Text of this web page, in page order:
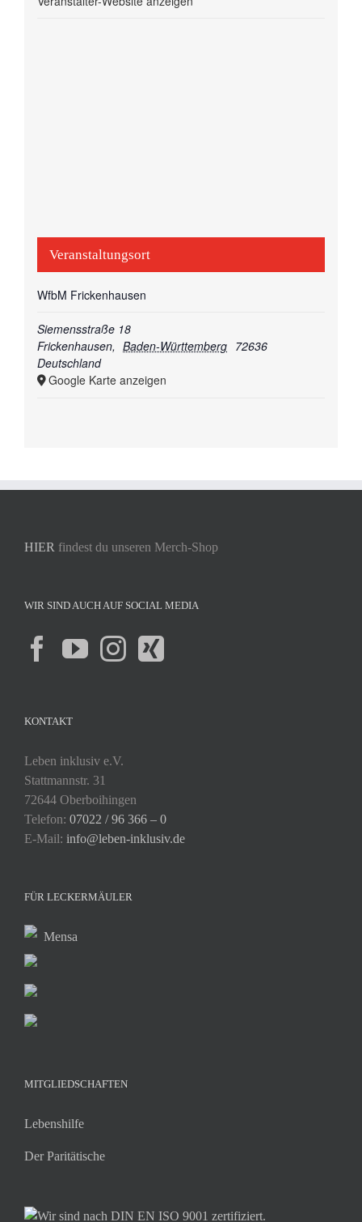
Veranstaltungsort
WfbM Frickenhausen
Siemensstraße 18
Frickenhausen, Baden-Württemberg 72636
Deutschland
Google Karte anzeigen
HIER findest du unseren Merch-Shop
WIR SIND AUCH AUF SOCIAL MEDIA
KONTAKT
Leben inklusiv e.V.
Stattmannstr. 31
72644 Oberboihingen
Telefon: 07022 / 96 366 – 0
E-Mail: info@leben-inklusiv.de
FÜR LECKERMÄULER
Mensa
MITGLIEDSCHAFTEN
Lebenshilfe
Der Paritätische